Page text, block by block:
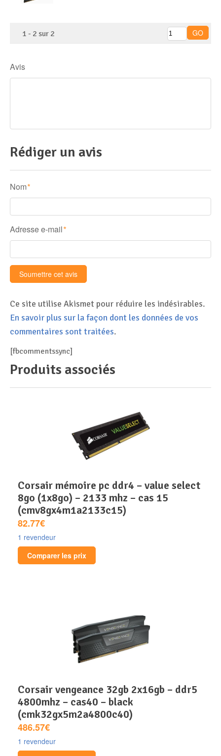
1 - 2 sur 2
Avis
Rédiger un avis
Nom *
Adresse e-mail *
Ce site utilise Akismet pour réduire les indésirables.
En savoir plus sur la façon dont les données de vos
commentaires sont traitées.
[fbcommentssync]
Produits associés
corsair mémoire pc ddr4 – value select
8go (1x8go) – 2133 mhz – cas 15
(cmv8gx4m1a2133c15)
82.77€
1 revendeur
Comparer les prix
corsair vengeance 32gb 2x16gb – ddr5
4800mhz – cas40 – black
(cmk32gx5m2a4800c40)
486.57€
1 revendeur